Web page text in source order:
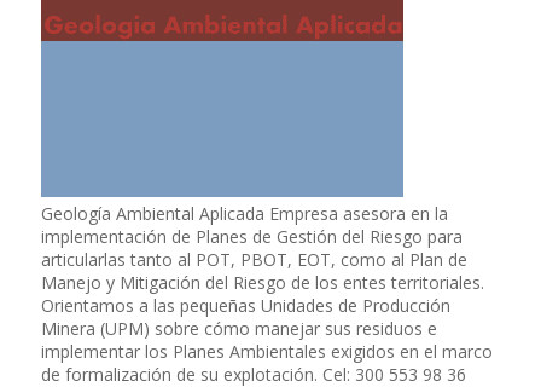
Geología Ambiental Aplicada Empresa asesora en la
implementación de Planes de Gestión del Riesgo para
articularlas tanto al POT, PBOT, EOT, como al Plan de
Manejo y Mitigación del Riesgo de los entes territoriales.
Orientamos a las pequeñas Unidades de Producción
Minera (UPM) sobre cómo manejar sus residuos e
implementar los Planes Ambientales exigidos en el marco
de formalización de su explotación. Cel: 300 553 98 36